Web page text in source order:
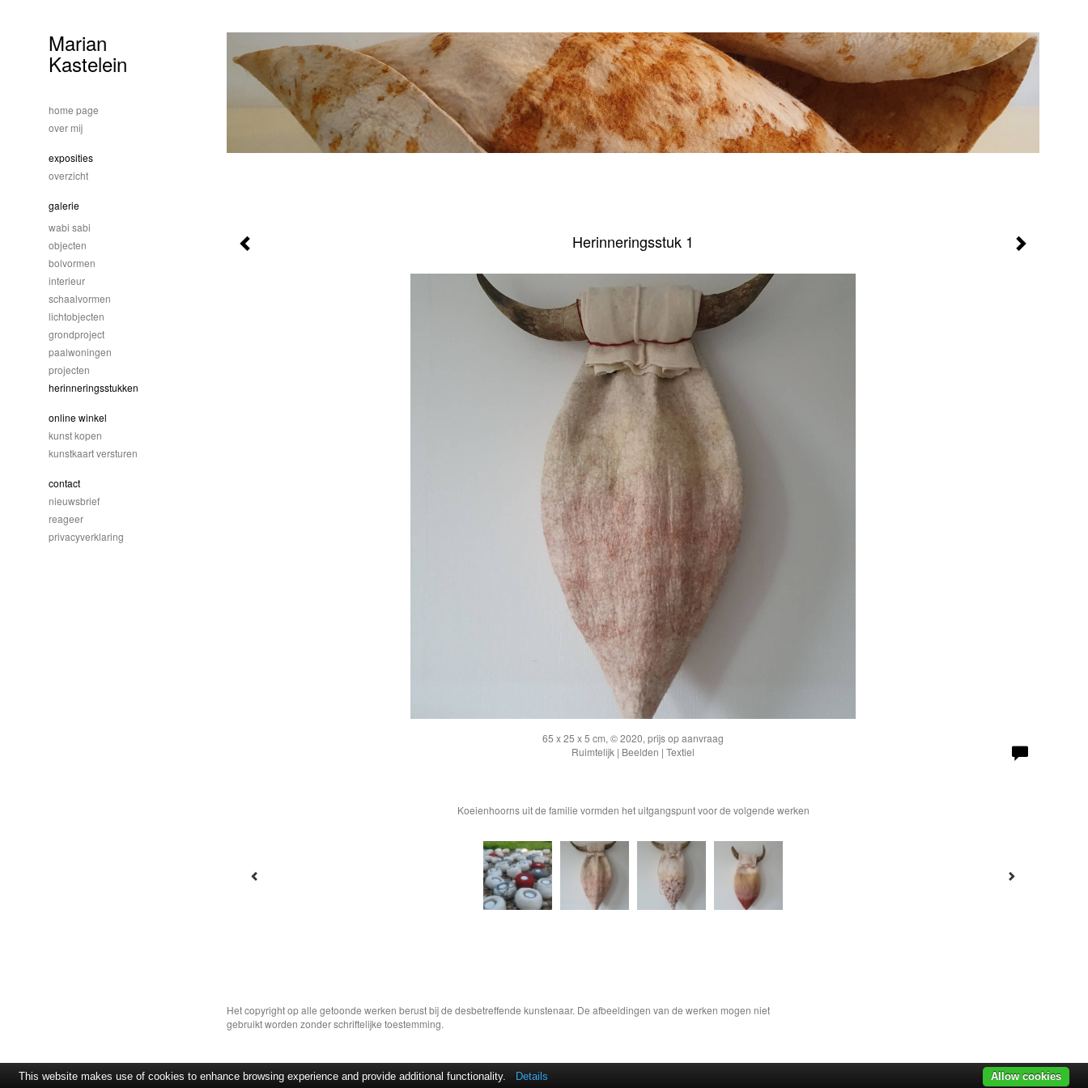
Herinneringsstuk 1
65 x 25 x 5 cm, © 2020, prijs op aanvraag
Ruimtelijk | Beelden | Textiel
Koeienhoorns uit de familie vormden het uitgangspunt voor de volgende werken
Marian
Kastelein
home page
over mij
exposities
overzicht
galerie
wabi sabi
objecten
bolvormen
interieur
schaalvormen
lichtobjecten
grondproject
paalwoningen
projecten
herinneringsstukken
online winkel
kunst kopen
kunstkaart versturen
contact
nieuwsbrief
reageer
privacyverklaring
Het copyright op alle getoonde werken berust bij de desbetreffende kunstenaar. De afbeeldingen van de werken mogen niet
gebruikt worden zonder schriftelijke toestemming.
This website makes use of cookies to enhance browsing experience and provide additional functionality. Details Allow cookies